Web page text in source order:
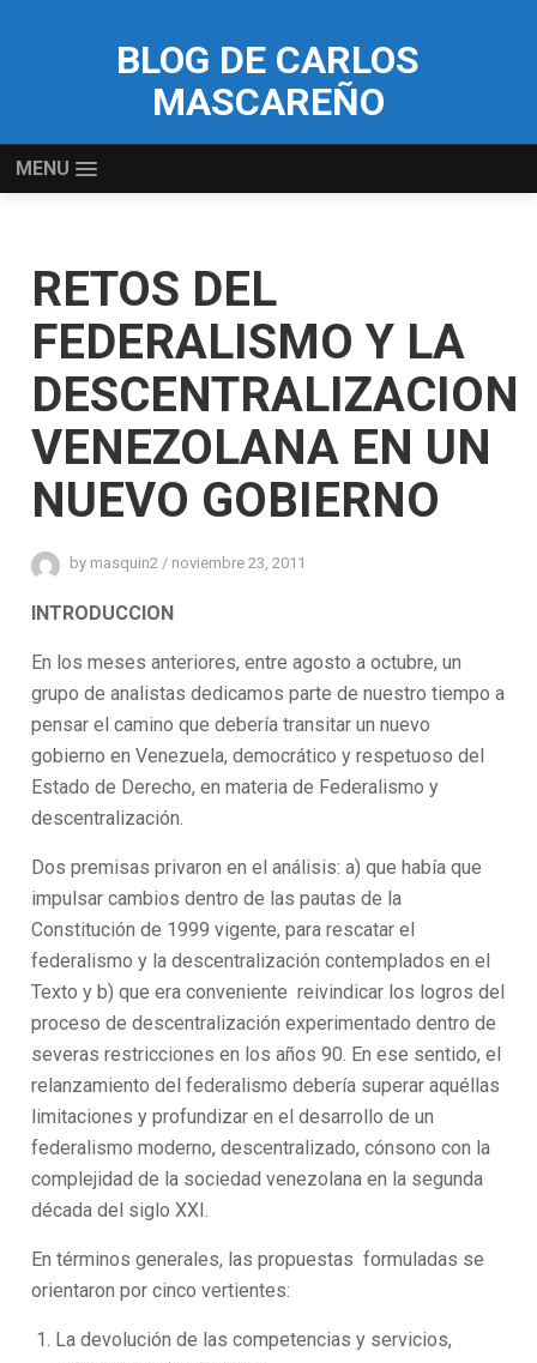
BLOG DE CARLOS
MASCAREÑO
MENU
RETOS DEL
FEDERALISMO Y LA
DESCENTRALIZACION
VENEZOLANA EN UN
NUEVO GOBIERNO
by masquin2 / noviembre 23, 2011
INTRODUCCION
En los meses anteriores, entre agosto a octubre, un
grupo de analistas dedicamos parte de nuestro tiempo a
pensar el camino que debería transitar un nuevo
gobierno en Venezuela, democrático y respetuoso del
Estado de Derecho, en materia de Federalismo y
descentralización.
Dos premisas privaron en el análisis: a) que había que
impulsar cambios dentro de las pautas de la
Constitución de 1999 vigente, para rescatar el
federalismo y la descentralización contemplados en el
Texto y b) que era conveniente reivindicar los logros del
proceso de descentralización experimentado dentro de
severas restricciones en los años 90. En ese sentido, el
relanzamiento del federalismo debería superar aquéllas
limitaciones y profundizar en el desarrollo de un
federalismo moderno, descentralizado, cónsono con la
complejidad de la sociedad venezolana en la segunda
década del siglo XXI.
En términos generales, las propuestas formuladas se
orientaron por cinco vertientes:
La devolución de las competencias y servicios,